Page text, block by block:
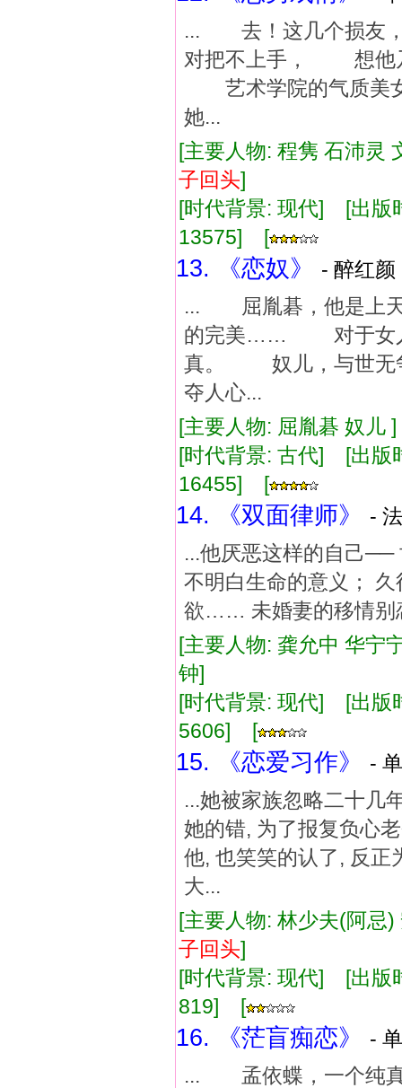
... 去！这几个损友
对把不上手， 想他
艺术学院的气质美
她...
[主要人物: 程隽 石沛
子回头]
[时代背景: 现代] [出
13575] [
13. 《恋奴》
- 醉红
... 屈胤碁，他是上天
的完美…… 对于女人
真。 奴儿，与世无争
夺人心...
[主要人物: 屈胤碁 奴
[时代背景: 古代] [出
16455] [
14. 《双面律师》
-
...他厌恶这样的自己──
不明白生命的意义；
欲…… 未婚妻的移情别
[主要人物: 龚允中 华
钟]
[时代背景: 现代] [出
5606] [
15. 《恋爱习作》
-
...她被家族忽略二十几
她的错, 为了报复负心
他, 也笑笑的认了, 反正
大...
[主要人物: 林少夫(阿
子回头]
[时代背景: 现代] [出
819] [
16. 《茫盲痴恋》
-
... 孟依蝶，一个纯